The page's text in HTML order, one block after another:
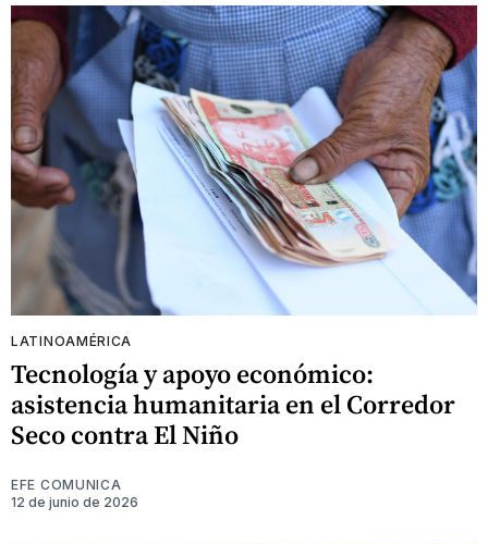
LATINOAMÉRICA
Tecnología y apoyo económico:
asistencia humanitaria en el Corredor
Seco contra El Niño
EFE COMUNICA
12 de junio de 2026